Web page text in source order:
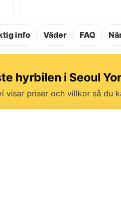
info Väder FAQ
hyrbilen i Seoul
visar priser och villkor så du